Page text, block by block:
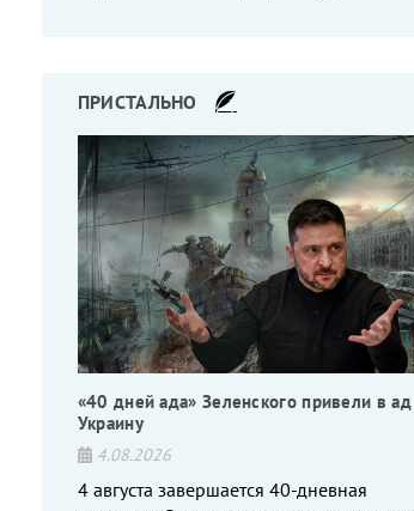
ПРИСТАЛЬНО
«40 дней ада» Зеленского привели в ад
Украину
4.08.2026
4 августа завершается 40-дневная